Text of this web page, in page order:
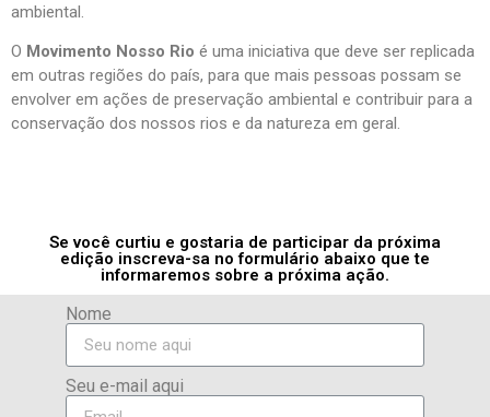
ambiental.
O Movimento Nosso Rio é uma iniciativa que deve ser replicada
em outras regiões do país, para que mais pessoas possam se
envolver em ações de preservação ambiental e contribuir para a
conservação dos nossos rios e da natureza em geral.
Se você curtiu e gostaria de participar da próxima
edição inscreva-sa no formulário abaixo que te
informaremos sobre a próxima ação.
Nome
Seu e-mail aqui